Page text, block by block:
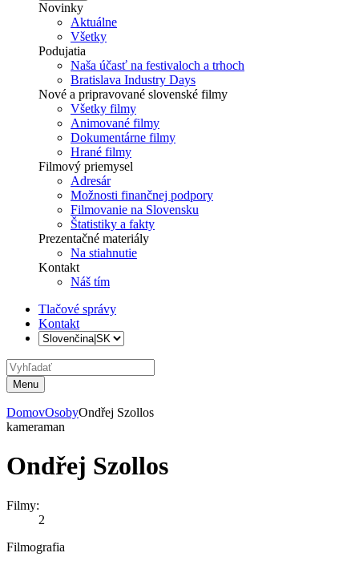
Novinky
Aktuálne
Všetky
Podujatia
Naša účasť na festivaloch a trhoch
Bratislava Industry Days
Nové a pripravované slovenské filmy
Všetky filmy
Animované filmy
Dokumentárne filmy
Hrané filmy
Filmový priemysel
Adresár
Možnosti finančnej podpory
Filmovanie na Slovensku
Štatistiky a fakty
Prezentačné materiály
Na stiahnutie
Kontakt
Náš tím
Tlačové správy
Kontakt
Menu
DomovOsobyOndřej Szollos
kameraman
Ondřej Szollos
Filmy:
2
Filmografia